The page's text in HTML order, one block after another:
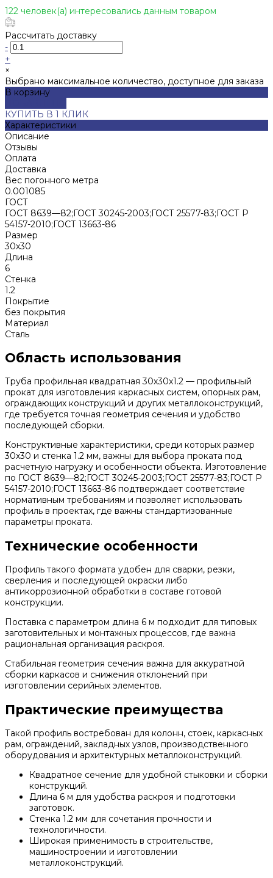
122 человек(а) интересовались данным товаром
Рассчитать доставку
-
+
×
Выбрано максимальное количество, доступное для заказа
В корзину
КУПИТЬ В 1 КЛИК
Характеристики
Описание
Отзывы
Оплата
Доставка
Вес погонного метра
0.001085
ГОСТ
ГОСТ 8639—82;ГОСТ 30245-2003;ГОСТ 25577-83;ГОСТ Р
54157-2010;ГОСТ 13663-86
Размер
30х30
Длина
6
Стенка
1.2
Покрытие
без покрытия
Материал
Сталь
Область использования
Труба профильная квадратная 30х30х1.2 — профильный
прокат для изготовления каркасных систем, опорных рам,
ограждающих конструкций и других металлоконструкций,
где требуется точная геометрия сечения и удобство
последующей сборки.
Конструктивные характеристики, среди которых размер
30х30 и стенка 1.2 мм, важны для выбора проката под
расчетную нагрузку и особенности объекта. Изготовление
по ГОСТ 8639—82;ГОСТ 30245-2003;ГОСТ 25577-83;ГОСТ Р
54157-2010;ГОСТ 13663-86 подтверждает соответствие
нормативным требованиям и позволяет использовать
профиль в проектах, где важны стандартизованные
параметры проката.
Технические особенности
Профиль такого формата удобен для сварки, резки,
сверления и последующей окраски либо
антикоррозионной обработки в составе готовой
конструкции.
Поставка с параметром длина 6 м подходит для типовых
заготовительных и монтажных процессов, где важна
рациональная организация раскроя.
Стабильная геометрия сечения важна для аккуратной
сборки каркасов и снижения отклонений при
изготовлении серийных элементов.
Практические преимущества
Такой профиль востребован для колонн, стоек, каркасных
рам, ограждений, закладных узлов, производственного
оборудования и архитектурных металлоконструкций.
Квадратное сечение для удобной стыковки и сборки
конструкций.
Длина 6 м для удобства раскроя и подготовки
заготовок.
Стенка 1.2 мм для сочетания прочности и
технологичности.
Широкая применимость в строительстве,
машиностроении и изготовлении
металлоконструкций.